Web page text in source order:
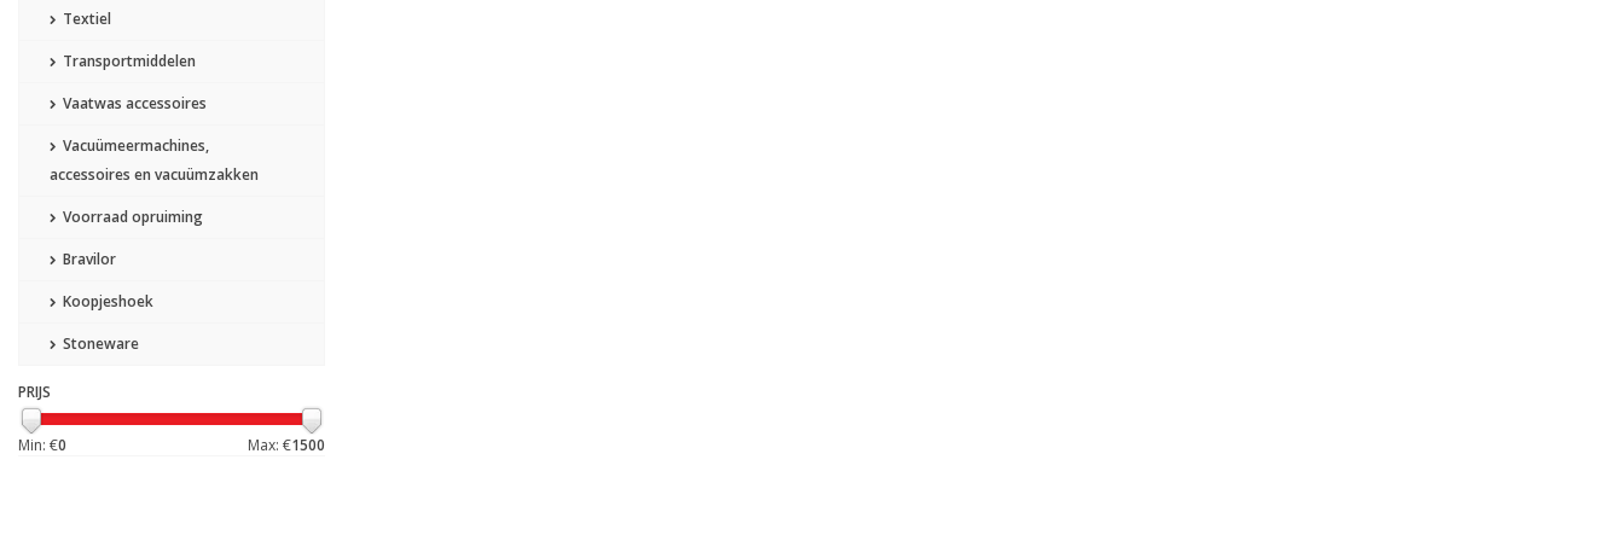
Textiel
Transportmiddelen
Vaatwas accessoires
Vacuümeermachines,
accessoires en vacuümzakken
Voorraad opruiming
Bravilor
Koopjeshoek
Stoneware
PRIJS
Min: €0 Max: €1500